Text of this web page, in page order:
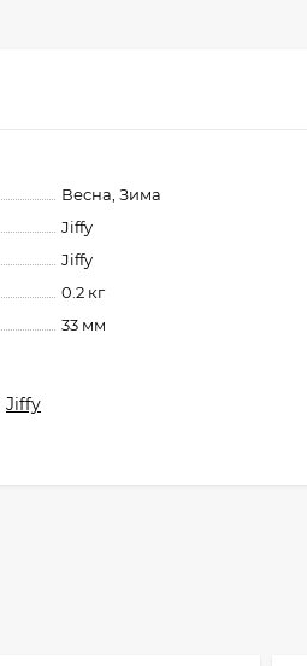
Весна, Зима
Jiffy
Jiffy
0.2 кг
33 мм
Jiffy